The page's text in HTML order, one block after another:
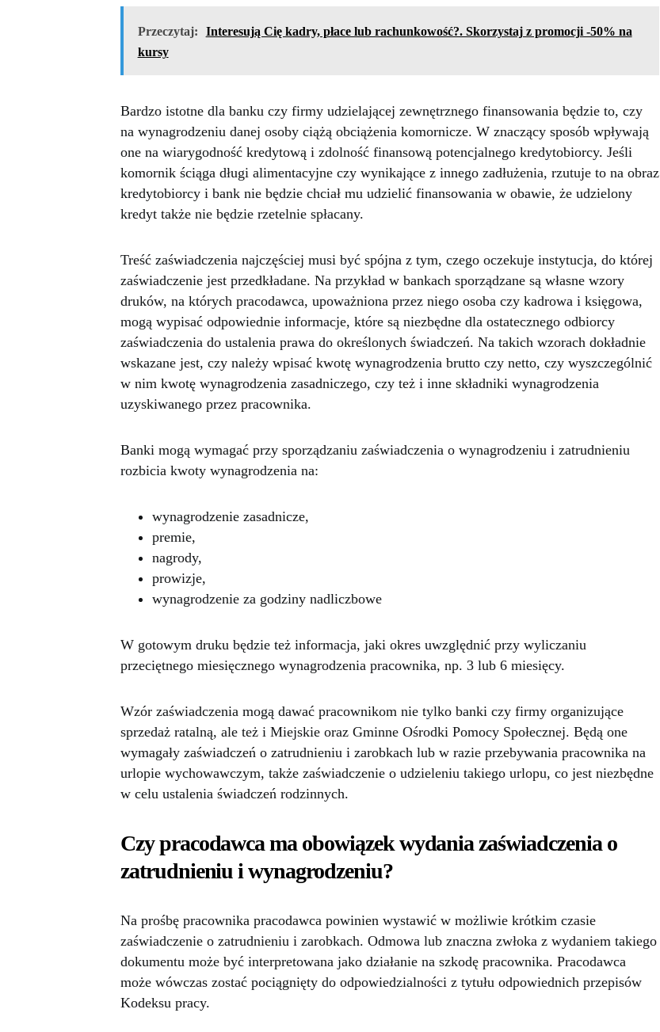
Przeczytaj:
Interesują Cię kadry, płace lub rachunkowość?. Skorzystaj z promocji -50% na
kursy
Bardzo istotne dla banku czy firmy udzielającej zewnętrznego finansowania będzie to, czy
na wynagrodzeniu danej osoby ciążą obciążenia komornicze. W znaczący sposób wpływają
one na wiarygodność kredytową i zdolność finansową potencjalnego kredytobiorcy. Jeśli
komornik ściąga długi alimentacyjne czy wynikające z innego zadłużenia, rzutuje to na obraz
kredytobiorcy i bank nie będzie chciał mu udzielić finansowania w obawie, że udzielony
kredyt także nie będzie rzetelnie spłacany.
Treść zaświadczenia najczęściej musi być spójna z tym, czego oczekuje instytucja, do której
zaświadczenie jest przedkładane. Na przykład w bankach sporządzane są własne wzory
druków, na których pracodawca, upoważniona przez niego osoba czy kadrowa i księgowa,
mogą wypisać odpowiednie informacje, które są niezbędne dla ostatecznego odbiorcy
zaświadczenia do ustalenia prawa do określonych świadczeń. Na takich wzorach dokładnie
wskazane jest, czy należy wpisać kwotę wynagrodzenia brutto czy netto, czy wyszczególnić
w nim kwotę wynagrodzenia zasadniczego, czy też i inne składniki wynagrodzenia
uzyskiwanego przez pracownika.
Banki mogą wymagać przy sporządzaniu zaświadczenia o wynagrodzeniu i zatrudnieniu
rozbicia kwoty wynagrodzenia na:
wynagrodzenie zasadnicze,
premie,
nagrody,
prowizje,
wynagrodzenie za godziny nadliczbowe
W gotowym druku będzie też informacja, jaki okres uwzględnić przy wyliczaniu
przeciętnego miesięcznego wynagrodzenia pracownika, np. 3 lub 6 miesięcy.
Wzór zaświadczenia mogą dawać pracownikom nie tylko banki czy firmy organizujące
sprzedaż ratalną, ale też i Miejskie oraz Gminne Ośrodki Pomocy Społecznej. Będą one
wymagały zaświadczeń o zatrudnieniu i zarobkach lub w razie przebywania pracownika na
urlopie wychowawczym, także zaświadczenie o udzieleniu takiego urlopu, co jest niezbędne
w celu ustalenia świadczeń rodzinnych.
Czy pracodawca ma obowiązek wydania zaświadczenia o
zatrudnieniu i wynagrodzeniu?
Na prośbę pracownika pracodawca powinien wystawić w możliwie krótkim czasie
zaświadczenie o zatrudnieniu i zarobkach. Odmowa lub znaczna zwłoka z wydaniem takiego
dokumentu może być interpretowana jako działanie na szkodę pracownika. Pracodawca
może wówczas zostać pociągnięty do odpowiedzialności z tytułu odpowiednich przepisów
Kodeksu pracy.